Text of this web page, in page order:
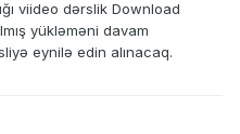
viideo dərslik Download
yükləməni davam
eynilə edin alınacaq.